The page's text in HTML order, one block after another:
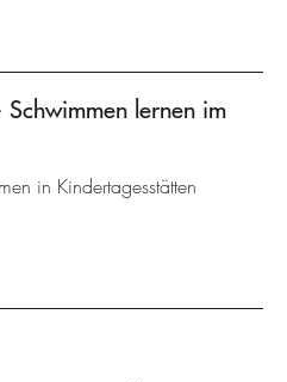
Schwimmen lernen im
in Kindertagesstätten